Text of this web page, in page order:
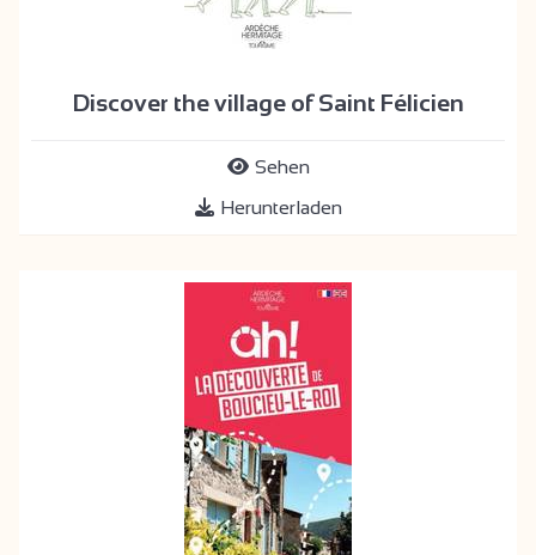
Discover the village of Saint Félicien
Sehen
Herunterladen